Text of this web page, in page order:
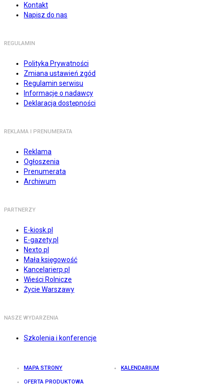
Kontakt
Napisz do nas
REGULAMIN
Polityka Prywatności
Zmiana ustawień zgód
Regulamin serwisu
Informacje o nadawcy
Deklaracja dostępności
REKLAMA I PRENUMERATA
Reklama
Ogłoszenia
Prenumerata
Archiwum
PARTNERZY
E-kiosk.pl
E-gazety.pl
Nexto.pl
Mała księgowość
Kancelarierp.pl
Wieści Rolnicze
Życie Warszawy
NASZE WYDARZENIA
Szkolenia i konferencje
MAPA STRONY KALENDARIUM
OFERTA PRODUKTOWA